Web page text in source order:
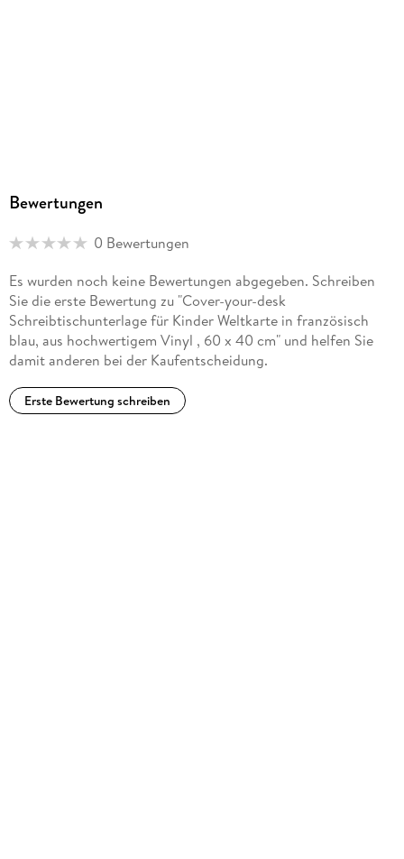
Bewertungen
0 Bewertungen
Es wurden noch keine Bewertungen abgegeben. Schreiben
Sie die erste Bewertung zu "Cover-your-desk
Schreibtischunterlage für Kinder Weltkarte in französisch
blau, aus hochwertigem Vinyl , 60 x 40 cm" und helfen Sie
damit anderen bei der Kaufentscheidung.
Erste Bewertung schreiben